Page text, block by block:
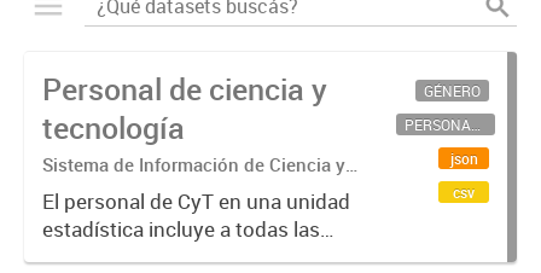
Personal de ciencia y
tecnología
Sistema de Información de Ciencia y
Tecnología Argentino (SICYTAR)
El personal de CyT en una unidad
estadística incluye a todas las
personas involucradas
GÉNERO
PERSONAL CIENTÍFICO-TECNOLÓGICO
json
csv